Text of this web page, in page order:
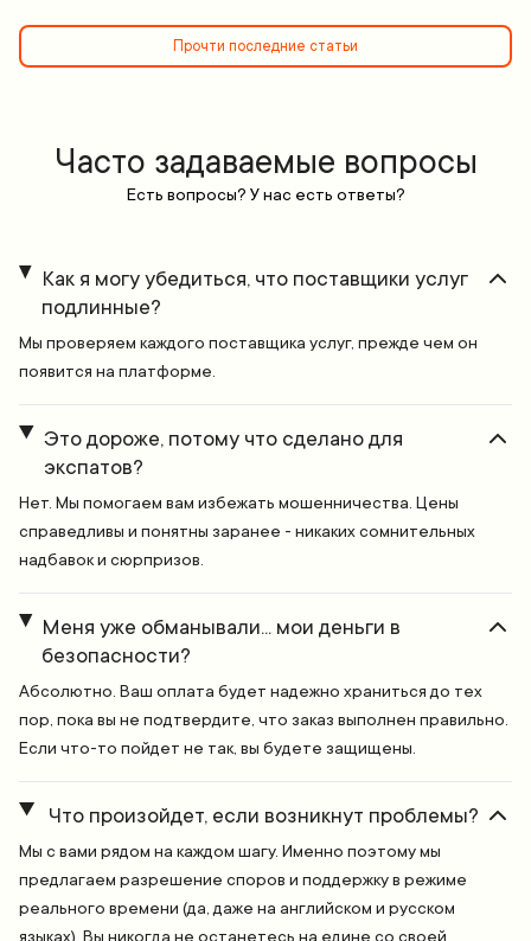
Прочти последние статьи
Часто задаваемые вопросы
Есть вопросы? У нас есть ответы?
Как я могу убедиться, что поставщики услуг
подлинные?
Мы проверяем каждого поставщика услуг, прежде чем он
появится на платформе.
Это дороже, потому что сделано для
экспатов?
Нет. Мы помогаем вам избежать мошенничества. Цены
справедливы и понятны заранее - никаких сомнительных
надбавок и сюрпризов.
Меня уже обманывали... мои деньги в
безопасности?
Абсолютно. Ваш оплата будет надежно храниться до тех
пор, пока вы не подтвердите, что заказ выполнен правильно.
Если что-то пойдет не так, вы будете защищены.
Что произойдет, если возникнут проблемы?
Мы с вами рядом на каждом шагу. Именно поэтому мы
предлагаем разрешение споров и поддержку в режиме
реального времени (да, даже на английском и русском
языках). Вы никогда не останетесь на едине со своей